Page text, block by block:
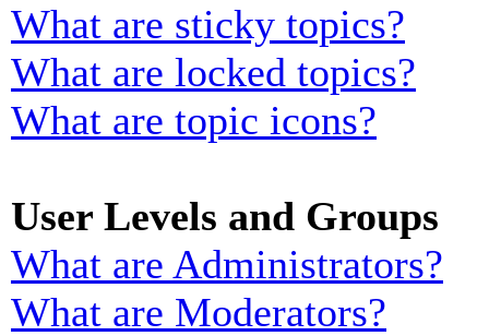
What are sticky topics?
What are locked topics?
What are topic icons?
User Levels and Groups
What are Administrators?
What are Moderators?